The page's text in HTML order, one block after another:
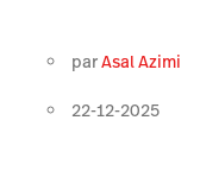
parAsal Azimi
22-12-2025